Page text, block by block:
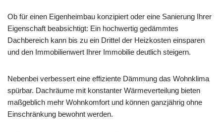
Ob für einen Eigenheimbau konzipiert oder eine Sanierung Ihrer
Eigenschaft beabsichtigt: Ein hochwertig gedämmtes
Dachbereich kann bis zu ein Drittel der Heizkosten einsparen
und den Immobilienwert Ihrer Immobilie deutlich steigern.
Nebenbei verbessert eine effiziente Dämmung das Wohnklima
spürbar. Dachräume mit konstanter Wärmeverteilung bieten
maßgeblich mehr Wohnkomfort und können ganzjährig ohne
Einschränkung bewohnt werden.